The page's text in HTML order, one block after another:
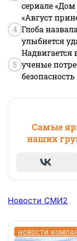
сериале
4
«Август
Глоба
улыбнется
5 ученые
безопасность
Самые
наших
Новости СМИ2
НОВОСТИ